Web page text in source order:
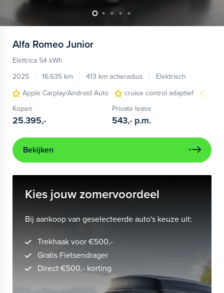
Alfa Romeo Junior
Elettrica 54 kWh
2025
16.635 km 413 km actieradius
Elektrisch
Apple Carplay/Android Auto
cruise control adaptief
Kopen
25.395,-
Private lease
543,- p.m.
Bekijken
Kies jouw zomervoordeel
Bij aankoop van geselecteerde auto's keuze uit:
Trekhaak voor €500,-
Gratis Fietsendrager
Direct €500,- korting